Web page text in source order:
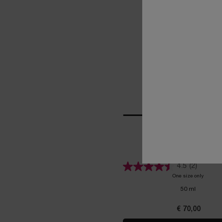
4.5 (2)
One size only for
50 ml
€ 70,00